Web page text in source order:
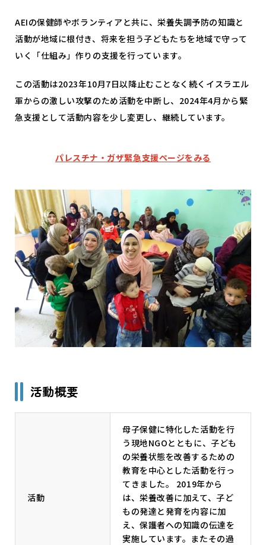
AEIの保健師やボランティアと共に、栄養失調予防の知識と
活動が地域に根付き、将来を担う子どもたちを地域で守って
いく「仕組み」作りの支援を行っています。
この活動は2023年10月7日以降止むことなく続くイスラエル
軍からの激しい攻撃のため活動を中断し、2024年4月から緊
急支援として活動内容を少し変更し、継続しています。
パレスチナ・ガザ緊急支援ページをみる
活動概要
活動
母子保健に特化した活動を行
う現地NGOとともに、子ども
の栄養状態を改善するための
教育を中心とした活動を行っ
てきました。 2019年から
は、栄養改善に加えて、子ど
もの発達と発育を内容に加
え、保護者への知識の伝達を
実施しています。またその過